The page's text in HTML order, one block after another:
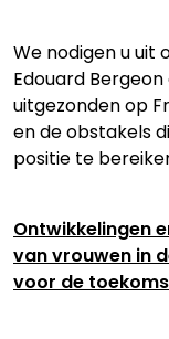
We nodigen u uit
Edouard
uitgezonden op
en de obstakels
positie te
Ontwikkelingen
van vrouwen in
voor de